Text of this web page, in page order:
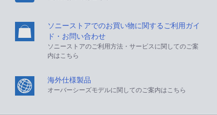
ソニーストアでのお買い物に関するご利用ガイ
ド・お問い合わせ
ソニーストアのご利用方法・サービスに関してのご案
内はこちら
海外仕様製品
オーバーシーズモデルに関してのご案内はこちら